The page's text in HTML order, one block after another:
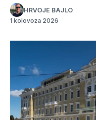
HRVOJE BAJLO
1 kolovoza 2026